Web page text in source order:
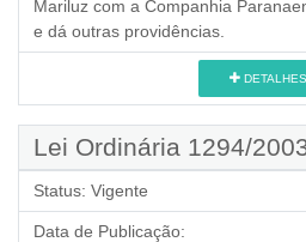
Mariluz com a Companhia
e dá outras providências.
DETALHES
Lei Ordinária 1294/
Status: Vigente
Data de Publicação: